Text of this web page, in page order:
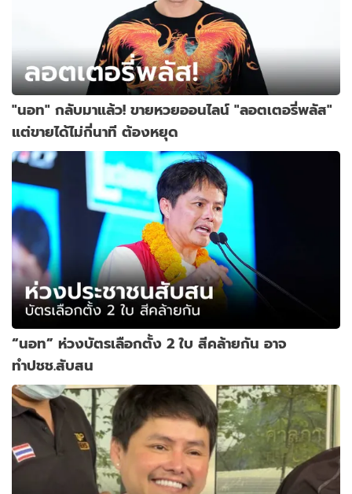
"นอท" กลับมาแล้ว! ขายหวยออนไลน์ "ลอตเตอรี่พลัส"
แต่ขายได้ไม่กี่นาที ต้องหยุด
“นอท” ห่วงบัตรเลือกตั้ง 2 ใบ สีคล้ายกัน อาจ
ทำปชช.สับสน